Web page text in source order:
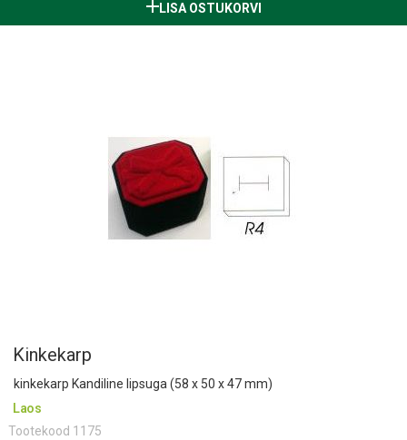
LISA OSTUKORVI
Kinkekarp
kinkekarp Kandiline lipsuga (58 x 50 x 47 mm)
Laos
Tootekood 1175